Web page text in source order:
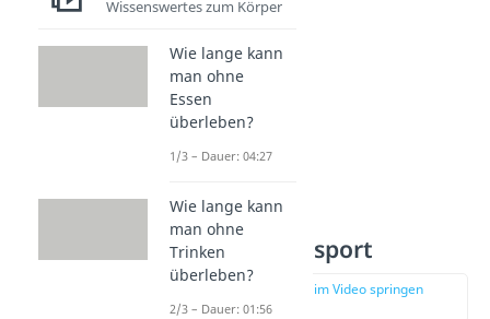
Membrantransport
zur Stelle im Video springen
(03:18)
Wissenswertes zum Körper
Wie lange kann
man ohne
Essen
überleben?
1/3 – Dauer: 04:27
Wie lange kann
man ohne
Trinken
überleben?
2/3 – Dauer: 01:56